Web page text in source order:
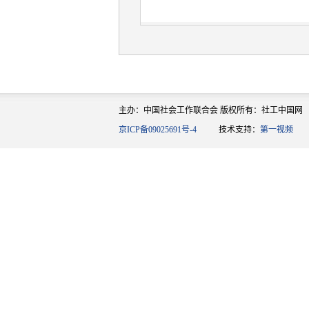
主办：中国社会工作联合会 版权所有：社工中国网
京ICP备09025691号-4 技术支持： 第一视频